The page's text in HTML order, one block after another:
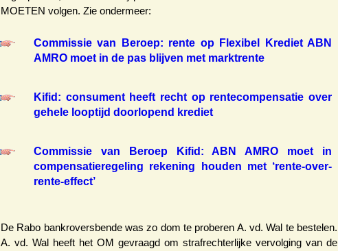
MOETEN volgen. Zie ondermeer:
Commissie van Beroep: rente op Flexibel Krediet ABN
AMRO moet in de pas blijven met marktrente
Kifid: consument heeft recht op rentecompensatie over
gehele looptijd doorlopend krediet
Commissie van Beroep Kifid: ABN AMRO moet in
compensatieregeling rekening houden met ‘rente-over-
rente-effect’
De Rabo bankroversbende was zo dom te proberen A. vd. Wal te bestelen.
A. vd. Wal heeft het OM gevraagd om strafrechterlijke vervolging van de